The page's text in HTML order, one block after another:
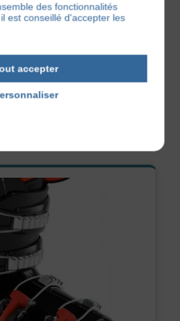
à la morphologie des petits riders,
avec ...
À partir de
des fonctionnalités
est conseillé d'accepter les
accepter